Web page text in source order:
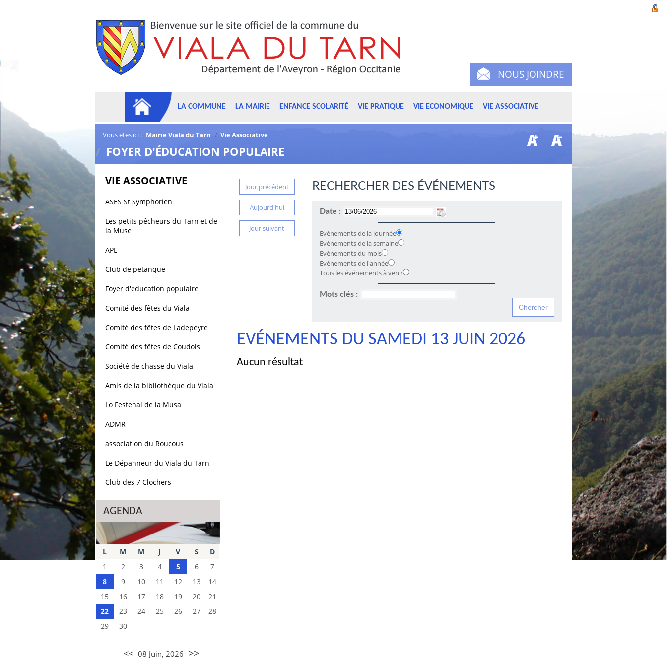
NOUS JOINDRE
LA COMMUNE LA MAIRIE ENFANCE SCOLARITÉ VIE PRATIQUE VIE ECONOMIQUE VIE ASSOCIATIVE
Vous êtes ici : Mairie Viala du Tarn / Vie Associative
/ FOYER D'ÉDUCATION POPULAIRE
VIE ASSOCIATIVE
ASES St Symphorien
Les petits pêcheurs du Tarn et de
la Muse
APE
Club de pétanque
Foyer d'éducation populaire
Comité des fêtes du Viala
Comité des fêtes de Ladepeyre
Comité des fêtes de Coudols
Société de chasse du Viala
Amis de la bibliothèque du Viala
Lo Festenal de la Musa
ADMR
association du Roucous
Le Dépanneur du Viala du Tarn
Club des 7 Clochers
AGENDA
L M M J V S
D
1
2 3 4 5 6
7
8
9 10 11 12 13
14
15
16 17 18 19 20
21
22
23 24 25 26 27
28
29
30
<< 08 Juin, 2026 >>
Jour précédent
Aujourd'hui
Jour suivant
RECHERCHER DES ÉVÉNEMENTS
Date :
Evénements de la journée
Evénements de la semaine
Evénements du mois
Evénements de l'année
Tous les événements à venir
Mots clés :
EVÉNEMENTS DU SAMEDI 13 JUIN 2026
Aucun résultat